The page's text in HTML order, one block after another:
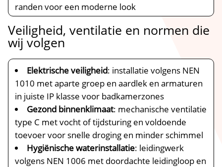
randen voor een moderne look
Veiligheid, ventilatie en normen die
wij volgen
Elektrische veiligheid: installatie volgens NEN
1010 met aparte groep en aardlek en armaturen
in juiste IP klasse voor badkamerzones
Gezond binnenklimaat: mechanische ventilatie
type C met vocht of tijdsturing en voldoende
toevoer voor snelle droging en minder schimmel
Hygiënische waterinstallatie: leidingwerk
volgens NEN 1006 met doordachte leidingloop en